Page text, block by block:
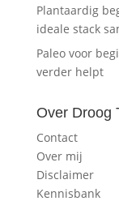
Plantaardig
ideale stack
Paleo voor
verder helpt
Over Droog
Contact
Over mij
Disclaimer
Kennisbank